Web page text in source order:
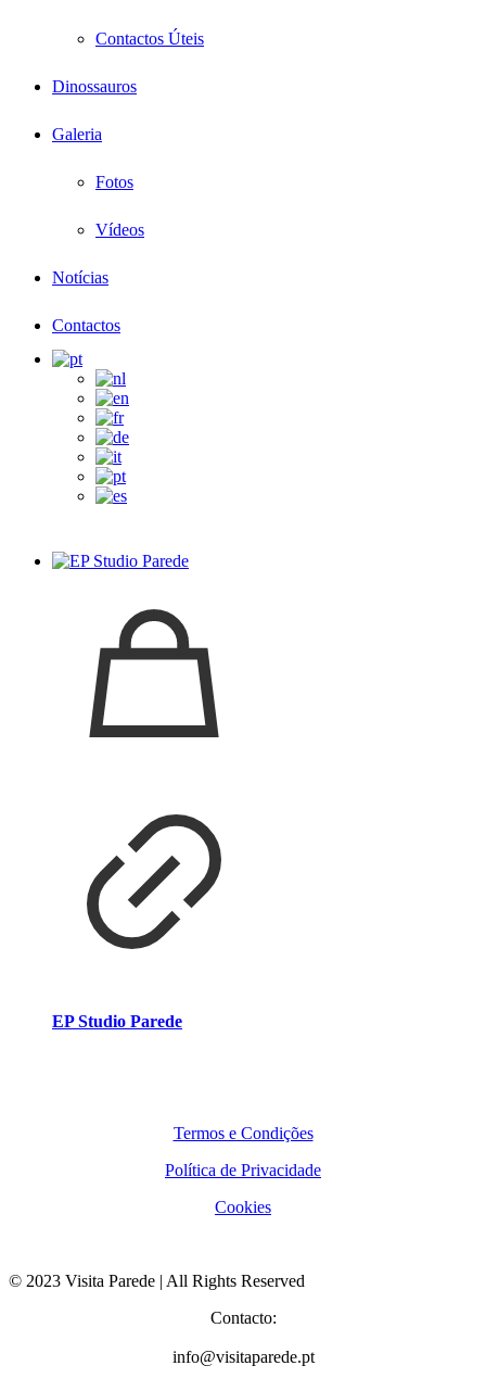
Contactos Úteis
Dinossauros
Galeria
Fotos
Vídeos
Notícias
Contactos
EP Studio Parede
Termos e Condições
Política de Privacidade
Cookies
© 2023 Visita Parede | All Rights Reserved
Contacto:
info@visitaparede.pt